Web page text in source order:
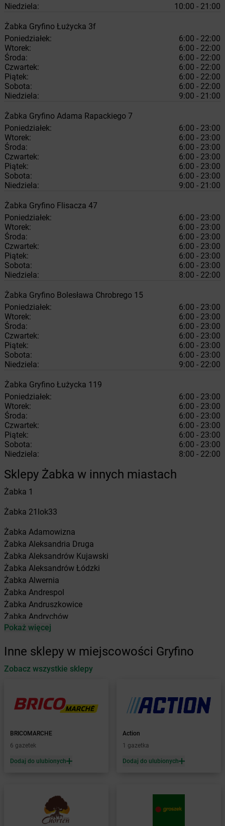
Niedziela:
10:00 - 21:00
Żabka Gryfino Łużycka 3f
Poniedziałek:
6:00 - 22:00
Wtorek:
6:00 - 22:00
Środa:
6:00 - 22:00
Czwartek:
6:00 - 22:00
Piątek:
6:00 - 22:00
Sobota:
6:00 - 22:00
Niedziela:
9:00 - 21:00
Żabka Gryfino Adama Rapackiego 7
Poniedziałek:
6:00 - 23:00
Wtorek:
6:00 - 23:00
Środa:
6:00 - 23:00
Czwartek:
6:00 - 23:00
Piątek:
6:00 - 23:00
Sobota:
6:00 - 23:00
Niedziela:
9:00 - 21:00
Żabka Gryfino Flisacza 47
Poniedziałek:
6:00 - 23:00
Wtorek:
6:00 - 23:00
Środa:
6:00 - 23:00
Czwartek:
6:00 - 23:00
Piątek:
6:00 - 23:00
Sobota:
6:00 - 23:00
Niedziela:
8:00 - 22:00
Żabka Gryfino Bolesława Chrobrego 15
Poniedziałek:
6:00 - 23:00
Wtorek:
6:00 - 23:00
Środa:
6:00 - 23:00
Czwartek:
6:00 - 23:00
Piątek:
6:00 - 23:00
Sobota:
6:00 - 23:00
Niedziela:
9:00 - 22:00
Żabka Gryfino Łużycka 119
Poniedziałek:
6:00 - 23:00
Wtorek:
6:00 - 23:00
Środa:
6:00 - 23:00
Czwartek:
6:00 - 23:00
Piątek:
6:00 - 23:00
Sobota:
6:00 - 23:00
Niedziela:
8:00 - 22:00
Sklepy Żabka w innych miastach
Żabka 1
Żabka 21lok33
Żabka Adamowizna
Żabka Aleksandria Druga
Żabka Aleksandrów Kujawski
Żabka Aleksandrów Łódzki
Żabka Alwernia
Żabka Andrespol
Żabka Andruszkowice
Żabka Andrychów
Żabka Antonie
Żabka Automat
Żabka Babica
Żabka Babimost
Żabka Baborów
Żabka Bachowice
Żabka Bądkowo
Żabka Bąków
Baniocha
Baranowo
Barcin
Pokaż więcej
Inne sklepy w miejscowości Gryfino
Zobacz wszystkie sklepy
BRICOMARCHE
6 gazetek
Dodaj do ulubionych
Action
1 gazetka
Dodaj do ulubionych